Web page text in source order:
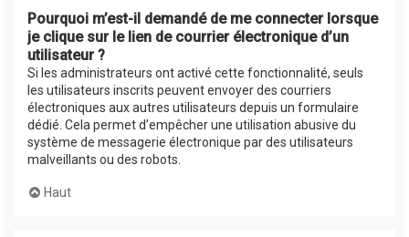
Pourquoi m’est-il demandé de me connecter lorsque
je clique sur le lien de courrier électronique d’un
utilisateur ?
Si les administrateurs ont activé cette fonctionnalité, seuls
les utilisateurs inscrits peuvent envoyer des courriers
électroniques aux autres utilisateurs depuis un formulaire
dédié. Cela permet d’empêcher une utilisation abusive du
système de messagerie électronique par des utilisateurs
malveillants ou des robots.
Haut